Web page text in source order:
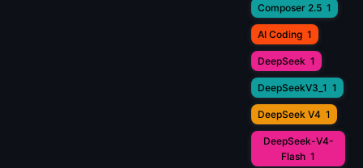
Composer 2.5 1
AI Coding 1
DeepSeek 1
DeepSeekV3_1 1
DeepSeek V4 1
DeepSeek-V4-
Flash 1